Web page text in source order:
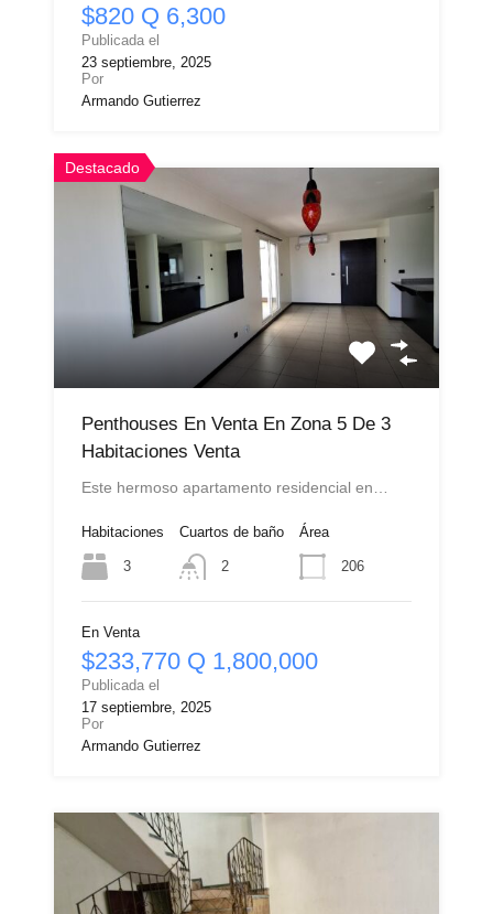
$820 Q 6,300
Publicada el
23 septiembre, 2025
Por
Armando Gutierrez
Destacado
Penthouses En Venta En Zona 5 De 3
Habitaciones Venta
Este hermoso apartamento residencial en…
Habitaciones
3
Cuartos de baño
2
Área
206
En Venta
$233,770 Q 1,800,000
Publicada el
17 septiembre, 2025
Por
Armando Gutierrez